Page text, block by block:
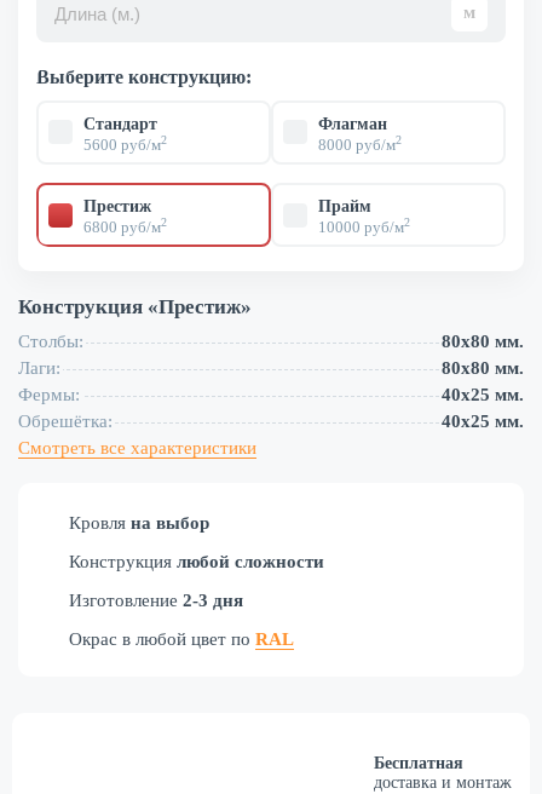
Выберите конструкцию:
Стандарт
5600 руб/м2
Престиж
6800 руб/м2
Флагман
8000 руб/м2
Прайм
10000 руб/м2
Конструкция «Престиж»
Столбы:
80х80 мм.
Лаги:
80х80 мм.
Фермы:
40х25 мм.
Обрешётка:
40х25 мм.
Смотреть все характеристики
Кровля на выбор
Конструкция любой сложности
Изготовление 2-3 дня
Окрас в любой цвет по RAL
Бесплатная
доставка и монтаж